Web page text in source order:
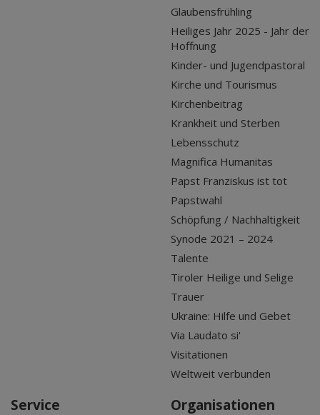
Glaubensfrühling
Heiliges Jahr 2025 - Jahr der
Hoffnung
Kinder- und Jugendpastoral
Kirche und Tourismus
Kirchenbeitrag
Krankheit und Sterben
Lebensschutz
Magnifica Humanitas
Papst Franziskus ist tot
Papstwahl
Schöpfung / Nachhaltigkeit
Synode 2021 – 2024
Talente
Tiroler Heilige und Selige
Trauer
Ukraine: Hilfe und Gebet
Via Laudato si'
Visitationen
Weltweit verbunden
Service
Organisationen